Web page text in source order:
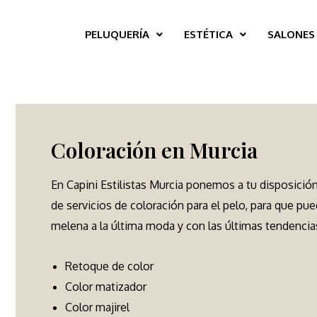
PELUQUERÍA ESTÉTICA SALONES
Coloración en Murcia
En Capini Estilistas Murcia ponemos a tu
de servicios de coloración para el pelo, para que
melena a la última moda y con las últimas
Retoque de color
Color matizador
Color majirel